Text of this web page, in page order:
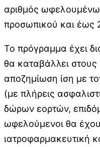
αριθμός
προσωπικού και έως
Το πρόγραμμα έχει
θα καταβάλλει
αποζημίωση ίση με
(με πλήρεις
δώρων εορτών,
ωφελούμενοι θα
ιατροφαρμακευτική